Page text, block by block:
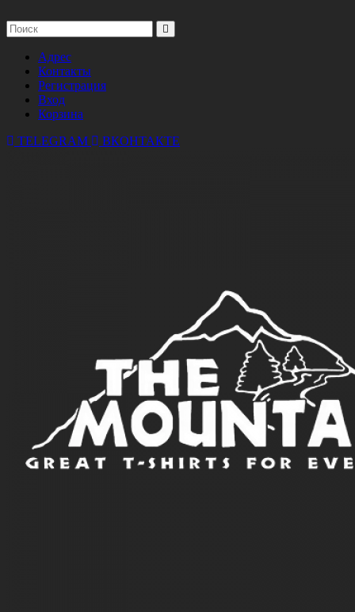
Адрес
Контакты
Регистрация
Вход
Корзина
TELEGRAM
ВКОНТАКТЕ